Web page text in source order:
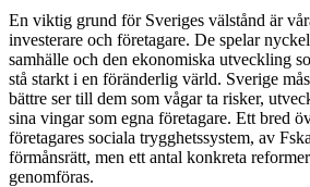
En viktig grund för Sveriges välstånd är
investerare och företagare. De spelar
samhälle och den ekonomiska utveckling
stå starkt i en föränderlig värld. Sverige
bättre ser till dem som vågar ta risker,
sina vingar som egna företagare. Ett bred
företagares sociala trygghetssystem, av
förmånsrätt, men ett antal konkreta
genomföras.